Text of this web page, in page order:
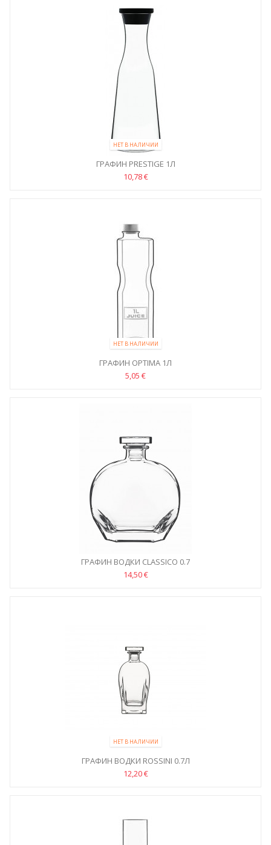
НЕТ В НАЛИЧИИ
ГРАФИН PRESTIGE 1Л
10,78 €
НЕТ В НАЛИЧИИ
ГРАФИН OPTIMA 1Л
5,05 €
ГРАФИН ВОДКИ CLASSICO 0.7
14,50 €
НЕТ В НАЛИЧИИ
ГРАФИН ВОДКИ ROSSINI 0.7Л
12,20 €